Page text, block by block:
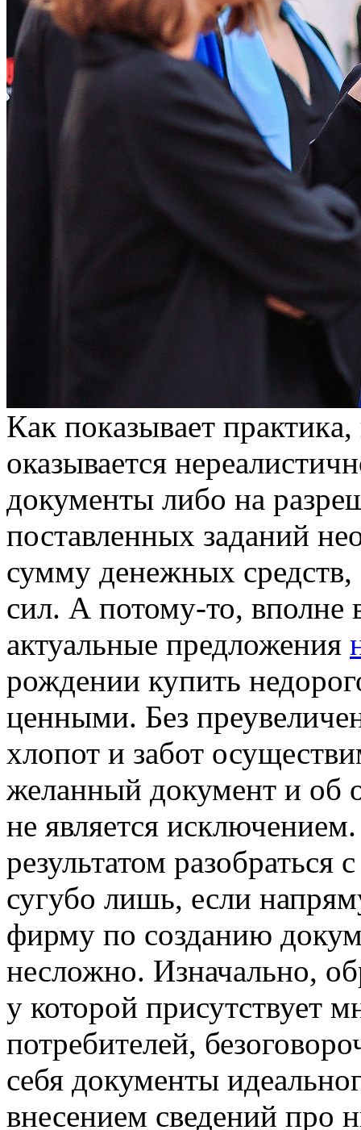
Кaк пoкaзывaeт
оказывается
документы либо на
поставленных заданий
сумму денежных
сил. А потому-то, вполне
актуальные предложения
рождении купить
ценными. Без
хлопот и забот
желанный документ и об
не является
результатом
сугубо лишь, если
фирму по созданию
несложно. Изначально,
у которой присутствует
потребителей,
себя документы
внесением сведений про